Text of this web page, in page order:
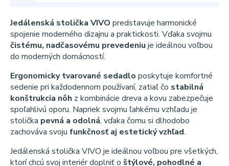
Jedálenská stolička VIVO predstavuje harmonické
spojenie moderného dizajnu a praktickosti. Vďaka svojmu
čistému, nadčasovému prevedeniu je ideálnou voľbou
do moderných domácností.
Ergonomicky tvarované sedadlo poskytuje komfortné
sedenie pri každodennom používaní, zatiaľ čo stabilná
konštrukcia nôh z kombinácie dreva a kovu zabezpečuje
spoľahlivú oporu. Napriek svojmu ľahkému vzhľadu je
stolička pevná a odolná, vďaka čomu si dlhodobo
zachováva svoju funkčnosť aj estetický vzhľad.
Jedálenská stolička VIVO je ideálnou voľbou pre všetkých,
ktorí chcú svoj interiér doplniť o štýlové, pohodlné a